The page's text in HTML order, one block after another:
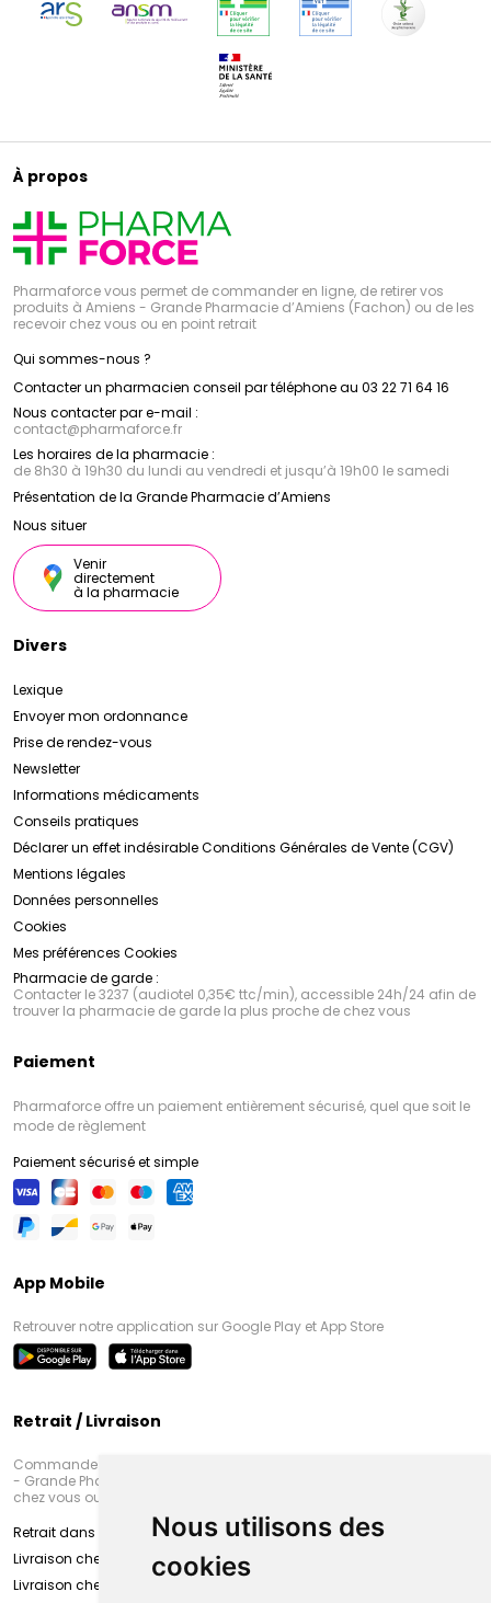
Nous utilisons des
cookies
À propos
Pharmaforce vous permet de commander en ligne, de retirer vos
produits à Amiens - Grande Pharmacie d’Amiens (Fachon) ou de les
recevoir chez vous ou en point retrait
Qui sommes-nous ?
Contacter un pharmacien conseil par téléphone au 03 22 71 64 16
Nous contacter par e-mail :
contact@pharmaforce.fr
Les horaires de la pharmacie :
de 8h30 à 19h30 du lundi au vendredi et jusqu’à 19h00 le samedi
Présentation de la Grande Pharmacie d’Amiens
Nous situer
Venir
directement
à la pharmacie
Divers
Lexique
Envoyer mon ordonnance
Prise de rendez-vous
Newsletter
Informations médicaments
Conseils pratiques
Déclarer un effet indésirableConditions Générales de Vente (CGV)
Mentions légales
Données personnelles
Cookies
Mes préférences Cookies
Pharmacie de garde :
Contacter le 3237 (audiotel 0,35€ ttc/min), accessible 24h/24 afin de
trouver la pharmacie de garde la plus proche de chez vous
Paiement
Pharmaforce offre un paiement entièrement sécurisé, quel que soit le
mode de règlement
Paiement sécurisé et simple
App Mobile
Retrouver notre application sur Google Play et App Store
Retrait / Livraison
Commandez en ligne et venez chercher votre commande à Amiens
- Grande Pharmacie d’Amiens (Fachon) ou recevez-là rapidement
chez vous ou en point retrait
Retrait dans la pharmacie d’Amiens
Livraison chez vous
Livraison chez votre commerçant